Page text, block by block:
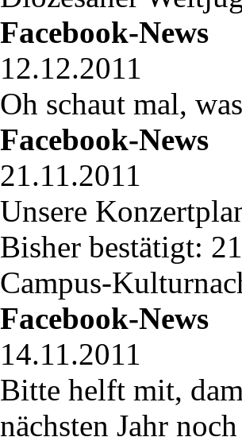
Facebook-News
12.12.2011
Oh schaut mal,
Facebook-News
21.11.2011
Unsere
Bisher bestätigt:
Campus-
Facebook-News
14.11.2011
Bitte helft mit,
nächsten Jahr